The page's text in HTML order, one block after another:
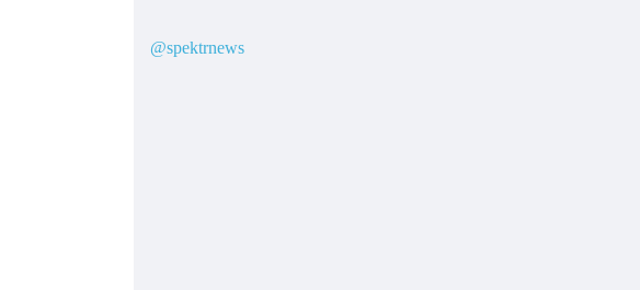
@spektrnews